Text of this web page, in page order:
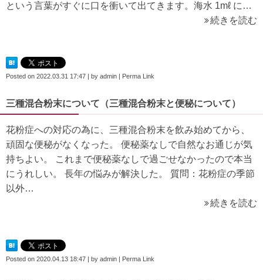
という言葉がすぐに口を衝いて出てきます。海水 1mℓ に…
続きを読む
Posted on 2022.03.31 17:47 | by admin | Perma Link
三種混合粉末について（三種混合粉末と便秘について）
花粉症への対応の為に、三種混合粉末を飲み始めてから、
頑固な便秘がなくなった。 便秘薬なしで自然なお通じが気
持ちよい。 これまで便秘薬なしで過ごせなかったので本当
にうれしい。 長年の悩みが解決した。 質問：花粉症の季節
以外…
続きを読む
Posted on 2020.04.13 18:47 | by admin | Perma Link